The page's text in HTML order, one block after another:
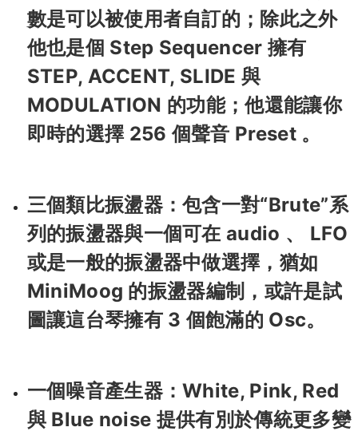
數是可以被使用者自訂的；除此之外
他也是個 Step Sequencer 擁有
STEP, ACCENT, SLIDE 與
MODULATION 的功能；他還能讓你
即時的選擇 256 個聲音 Preset 。
三個類比振盪器：包含一對“Brute”系
列的振盪器與一個可在 audio 、 LFO
或是一般的振盪器中做選擇，猶如
MiniMoog 的振盪器編制，或許是試
圖讓這台琴擁有 3 個飽滿的 Osc。
一個噪音產生器：White, Pink, Red
與 Blue noise 提供有別於傳統更多變